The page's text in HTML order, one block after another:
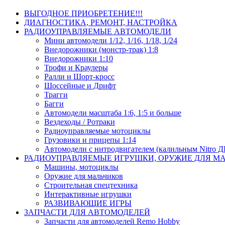
ВЫГОДНОЕ ПРИОБРЕТЕНИЕ!!!
ДИАГНОСТИКА, РЕМОНТ, НАСТРОЙКА
РАДИОУПРАВЛЯЕМЫЕ АВТОМОДЕЛИ
Мини автомодели 1/12, 1/16, 1/18, 1/24
Внедорожники (монстр-трак) 1:8
Внедорожники 1:10
Трофи и Краулеры
Ралли и Шорт-кросс
Шоссейные и Дрифт
Трагги
Багги
Автомодели масштаба 1:6, 1:5 и больше
Вездеходы / Ротраки
Радиоуправляемые мотоциклы
Грузовики и прицепы 1:14
Автомодели с нитродвигателем (калильным Nitro
РАДИОУПРАВЛЯЕМЫЕ ИГРУШКИ, ОРУЖИЕ ДЛЯ
Машины, мотоциклы
Оружие для мальчиков
Строительная спецтехника
Интерактивные игрушки
РАЗВИВАЮЩИЕ ИГРЫ
ЗАПЧАСТИ ДЛЯ АВТОМОДЕЛЕЙ
Запчасти для автомоделей Remo Hobby